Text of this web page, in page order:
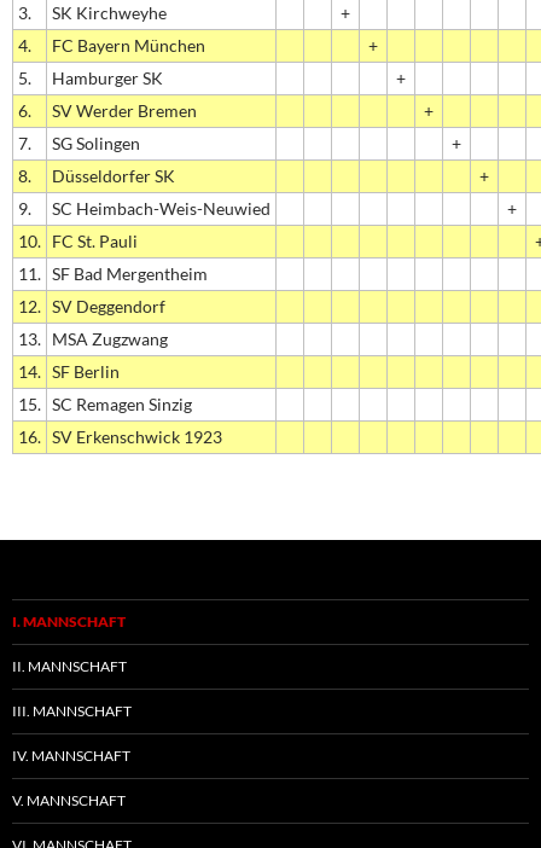
3.
SK Kirchweyhe
+
4.
FC Bayern München
+
5.
Hamburger SK
+
6.
SV Werder Bremen
+
7.
SG Solingen
+
8.
Düsseldorfer SK
+
9.
SC Heimbach-Weis-Neuwied
+
10. FC St. Pauli
11. SF Bad Mergentheim
12. SV Deggendorf
13. MSA Zugzwang
14. SF Berlin
15. SC Remagen Sinzig
16. SV Erkenschwick 1923
I. MANNSCHAFT
II. MANNSCHAFT
III. MANNSCHAFT
IV. MANNSCHAFT
V. MANNSCHAFT